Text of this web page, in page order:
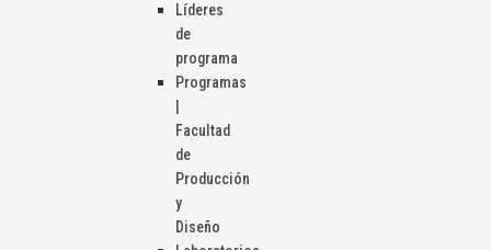
Líderes
de
programa
Programas
Facultad
de
Producción
y
Diseño